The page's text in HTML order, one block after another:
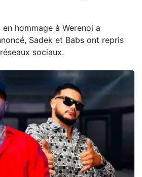
hommage à Werenoi a
Sadek et Babs ont repris
sociaux.